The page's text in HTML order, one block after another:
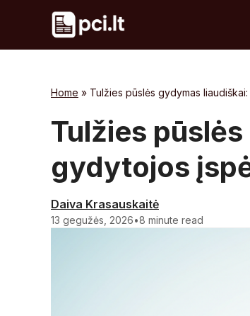
Home » Tulžies pūslės gydymas
Tulžies
gydytojos
Daiva Krasauskaitė
13 gegužės, 2026•8 minute read